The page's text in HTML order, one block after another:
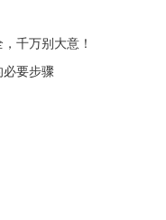
千万别大意！
要步骤